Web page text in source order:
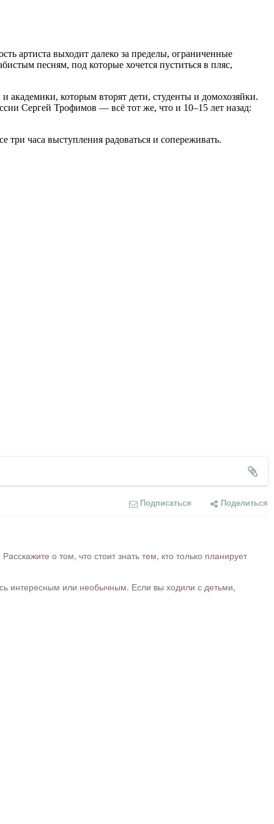
артиста выходит далеко за пределы, ограниченные
песням, под которые хочется пуститься в пляс,
академики, которым вторят дети, студенты и домохозяйки.
Сергей Трофимов — всё тот же, что и 10–15 лет назад:
три часа выступления радоваться и сопереживать.
Подписаться Поделиться
о том, что стоит знать тем, кто только планирует
интересным или необычным. Если вы ходили с детьми,